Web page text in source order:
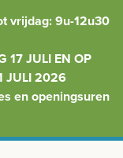
vrijdag: 9u-12u30
17 JULI EN OP
JULI 2026
en openingsuren